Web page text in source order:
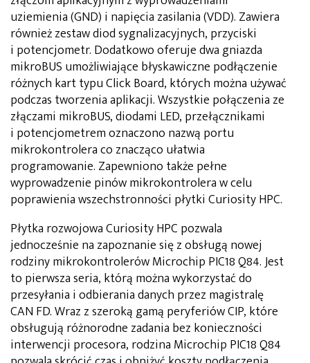
uziemienia (GND) i napięcia zasilania (VDD). Zawiera
również zestaw diod sygnalizacyjnych, przyciski
i potencjometr. Dodatkowo oferuje dwa gniazda
mikroBUS umożliwiające błyskawiczne podłączenie
różnych kart typu Click Board, których można używać
podczas tworzenia aplikacji. Wszystkie połączenia ze
złączami mikroBUS, diodami LED, przełącznikami
i potencjometrem oznaczono nazwą portu
mikrokontrolera co znacząco ułatwia
programowanie. Zapewniono także pełne
wyprowadzenie pinów mikrokontrolera w celu
poprawienia wszechstronności płytki Curiosity HPC.
Płytka rozwojowa Curiosity HPC pozwala
jednocześnie na zapoznanie się z obsługą nowej
rodziny mikrokontrolerów Microchip PIC18 Q84. Jest
to pierwsza seria, którą można wykorzystać do
przesyłania i odbierania danych przez magistralę
CAN FD. Wraz z szeroką gamą peryferiów CIP, które
obsługują różnorodne zadania bez konieczności
interwencji procesora, rodzina Microchip PIC18 Q84